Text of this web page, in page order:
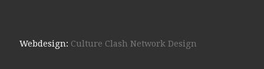
Webdesign: Culture Clash Network Design